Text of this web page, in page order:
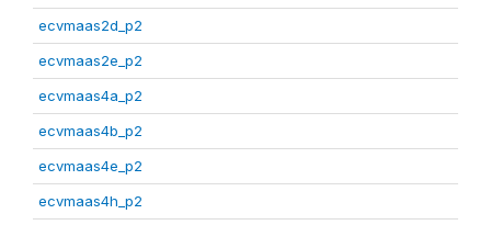
ecvmaas2d_p2
ecvmaas2e_p2
ecvmaas4a_p2
ecvmaas4b_p2
ecvmaas4e_p2
ecvmaas4h_p2